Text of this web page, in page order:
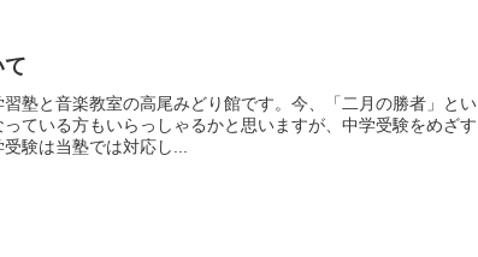
て
塾と音楽教室の高尾みどり館です。今、「二月の勝者」とい
ている方もいらっしゃるかと思いますが、中学受験をめざす
験は当塾では対応し...